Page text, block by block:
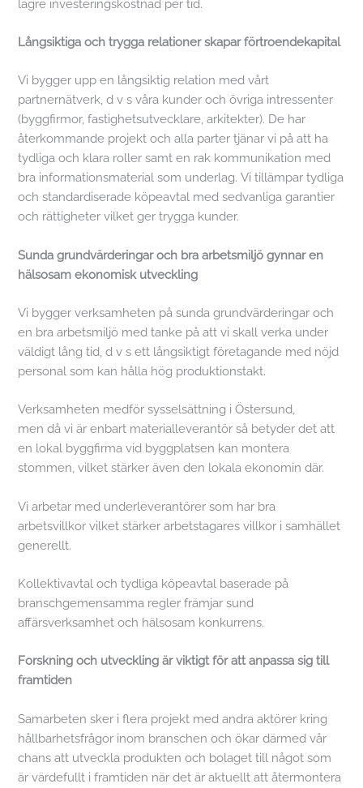
lägre investeringskostnad per tid.
Långsiktiga och trygga relationer skapar förtroendekapital
Vi bygger upp en långsiktig relation med vårt
partnernätverk, d v s våra kunder och övriga intressenter
(byggfirmor, fastighetsutvecklare, arkitekter). De har
återkommande projekt och alla parter tjänar vi på att ha
tydliga och klara roller samt en rak kommunikation med
bra informationsmaterial som underlag. Vi tillämpar tydliga
och standardiserade köpeavtal med sedvanliga garantier
och rättigheter vilket ger trygga kunder.
Sunda grundvärderingar och bra arbetsmiljö gynnar en
hälsosam ekonomisk utveckling
Vi bygger verksamheten på sunda grundvärderingar och
en bra arbetsmiljö med tanke på att vi skall verka under
väldigt lång tid, d v s ett långsiktigt företagande med nöjd
personal som kan hålla hög produktionstakt.
Verksamheten medför sysselsättning i Östersund,
men då vi är enbart materialleverantör så betyder det att
en lokal byggfirma vid byggplatsen kan montera
stommen, vilket stärker även den lokala ekonomin där.
Vi arbetar med underleverantörer som har bra
arbetsvillkor vilket stärker arbetstagares villkor i samhället
generellt.
Kollektivavtal och tydliga köpeavtal baserade på
branschgemensamma regler främjar sund
affärsverksamhet och hälsosam konkurrens.
Forskning och utveckling är viktigt för att anpassa sig till
framtiden
Samarbeten sker i flera projekt med andra aktörer kring
hållbarhetsfrågor inom branschen och ökar därmed vår
chans att utveckla produkten och bolaget till något som
är värdefullt i framtiden när det är aktuellt att återmontera